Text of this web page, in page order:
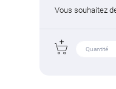
Vous souhaitez